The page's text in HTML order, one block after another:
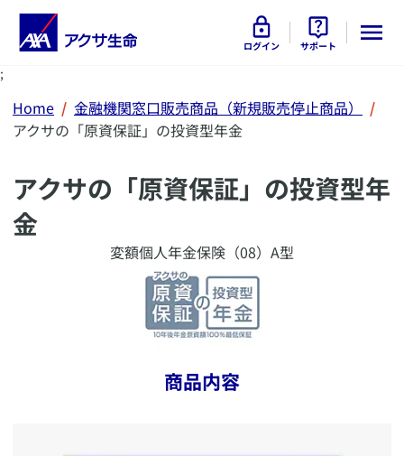
ログイン サポート
;
Home
金融機関窓口販売商品（新規販売停止商品）
アクサの「原資保証」の投資型年金
アクサの「原資保証」の投資型年
金
変額個人年金保険（08）A型
商品内容